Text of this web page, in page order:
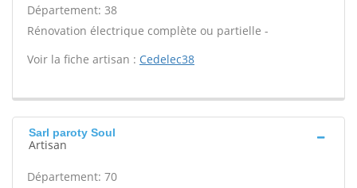
Département: 38
Rénovation électrique complète ou partielle -
Voir la fiche artisan : Cedelec38
Sarl paroty Soul
Artisan
Département: 70